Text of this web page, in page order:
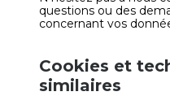
questions ou des
concernant vos
Cookies et
similaires